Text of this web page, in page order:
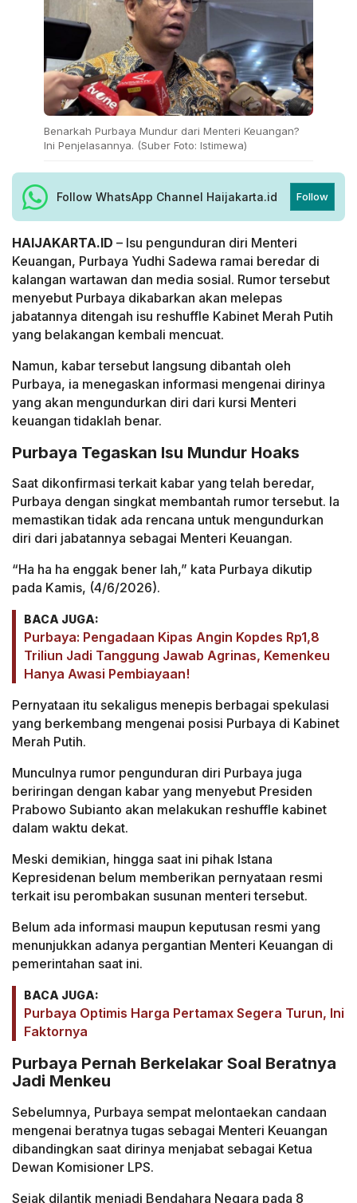
Benarkah Purbaya Mundur dari Menteri Keuangan?
Ini Penjelasannya. (Suber Foto: Istimewa)
Follow WhatsApp Channel Haijakarta.id Follow
HAIJAKARTA.ID – Isu pengunduran diri Menteri
Keuangan, Purbaya Yudhi Sadewa ramai beredar di
kalangan wartawan dan media sosial. Rumor tersebut
menyebut Purbaya dikabarkan akan melepas
jabatannya ditengah isu reshuffle Kabinet Merah Putih
yang belakangan kembali mencuat.
Namun, kabar tersebut langsung dibantah oleh
Purbaya, ia menegaskan informasi mengenai dirinya
yang akan mengundurkan diri dari kursi Menteri
keuangan tidaklah benar.
Purbaya Tegaskan Isu Mundur Hoaks
Saat dikonfirmasi terkait kabar yang telah beredar,
Purbaya dengan singkat membantah rumor tersebut. Ia
memastikan tidak ada rencana untuk mengundurkan
diri dari jabatannya sebagai Menteri Keuangan.
“Ha ha ha enggak bener lah,” kata Purbaya dikutip
pada Kamis, (4/6/2026).
BACA JUGA:
Purbaya: Pengadaan Kipas Angin Kopdes Rp1,8
Triliun Jadi Tanggung Jawab Agrinas, Kemenkeu
Hanya Awasi Pembiayaan!
Pernyataan itu sekaligus menepis berbagai spekulasi
yang berkembang mengenai posisi Purbaya di Kabinet
Merah Putih.
Munculnya rumor pengunduran diri Purbaya juga
beriringan dengan kabar yang menyebut Presiden
Prabowo Subianto akan melakukan reshuffle kabinet
dalam waktu dekat.
Meski demikian, hingga saat ini pihak Istana
Kepresidenan belum memberikan pernyataan resmi
terkait isu perombakan susunan menteri tersebut.
Belum ada informasi maupun keputusan resmi yang
menunjukkan adanya pergantian Menteri Keuangan di
pemerintahan saat ini.
BACA JUGA:
Purbaya Optimis Harga Pertamax Segera Turun, Ini
Faktornya
Purbaya Pernah Berkelakar Soal Beratnya
Jadi Menkeu
Sebelumnya, Purbaya sempat melontaekan candaan
mengenai beratnya tugas sebagai Menteri Keuangan
dibandingkan saat dirinya menjabat sebagai Ketua
Dewan Komisioner LPS.
Sejak dilantik menjadi Bendahara Negara pada 8